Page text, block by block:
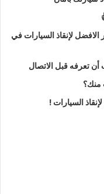
الافضل لإنقاذ السيارات في
تعرفه قبل الاتصال
منك؟